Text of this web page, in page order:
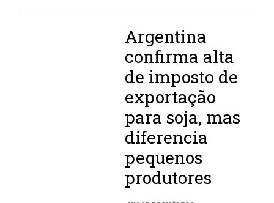
Argentina
confirma alta
de imposto de
exportação
para soja, mas
diferencia
pequenos
produtores